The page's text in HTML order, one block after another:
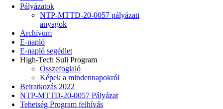
Pályázatok
NTP-MTTD-20-0057 pályázati
anyagok
Archívum
E-napló
E-napló segédlet
High-Tech Suli Program
Összefoglaló
Képek a mindennapokról
Beiratkozás 2022
NTP-MTTD-20-0057 Pályázat
Tehetség Program felhívás